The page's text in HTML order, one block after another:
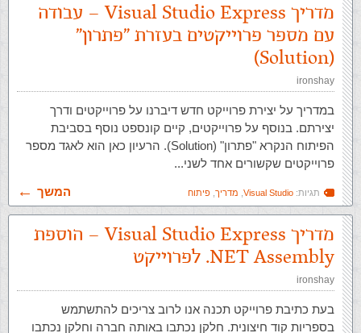
מדריך Visual Studio Express – עבודה
עם מספר פרוייקטים בעזרת “פתרון”
(Solution)
ironshay
במדריך על יצירת פרוייקט חדש דיברנו על פרוייקטים ודרך
יצירתם. בנוסף על פרוייקטים, קיים קונספט נוסף בסביבת
הפיתוח הנקרא "פתרון" (Solution). הרעיון כאן הוא לאגד מספר
פרוייקטים שקשורים אחד לשני...
תגיות: Visual Studio מדריך פיתוח המשך
מדריך Visual Studio Express – הוספת
NET Assembly. לפרוייקט
ironshay
בעת כתיבת פרוייקט תכנה אנו לרוב צריכים להתשתמש
בספריות קוד חיצונית. חלקן נכתבו באותה חברה וחלקן נכתבו